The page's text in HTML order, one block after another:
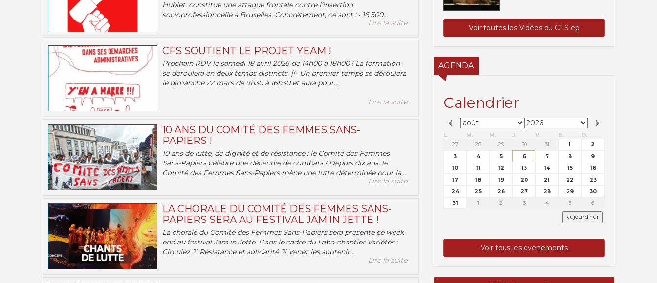
Hublet, constitue une attaque frontale contre l’insertion
socioprofessionnelle à Bruxelles. Concrètement, ce sont : • 16.500...
Lire la suite
CFS SOUTIENT LE PROJET YEAM !
Prochain RDV le samedi 18 avril 2026 de 14h00 à 18h00 ! La formation
se déroulera en deux temps distincts. [(- Un premier temps se déroulera
le dimanche 22 mars de 9h30 à 16h30 et aura pour...
Lire la suite
10 ANS DU COMITÉ DES FEMMES SANS-
PAPIERS !
10 ans de lutte, de dignité et de résistance : le Comité des Femmes
Sans-Papiers célèbre une décennie de combats ! Depuis dix ans, le
Comité des Femmes Sans-Papiers mène une lutte déterminée pour la...
Lire la suite
LA CHORALE DU COMITÉ DES FEMMES SANS-
PAPIERS SERA AU FESTIVAL JAM’IN JETTE !
La chorale du Comité des Femmes Sans-Papiers sera présente ce week-
end au festival Jam’in Jette. Dans le cadre du Labo-chantier Variétés :
Circulez ?! Résistance et solidarité ?! Venez les soutenir...
Lire la suite
Voir toutes les Vidéos du CFS-ep
AGENDA
Calendrier
L. M. M. J. V. S.
D.
27
28 29 30 31 1
2
3
4 5 6 7 8
9
10
11 12 13 14 15
16
17
18 19 20 21 22
23
24
25 26 27 28 29
30
31
1 2 3 4 5 6
aujourd’hui
Voir tous les événements